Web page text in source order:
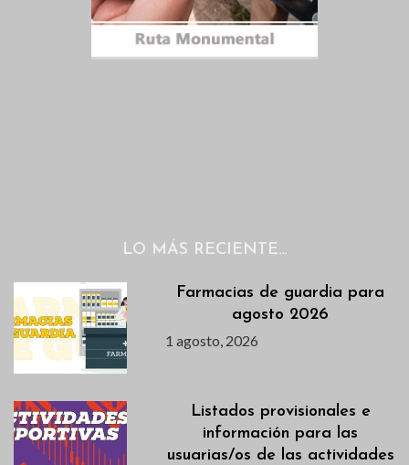
LO MÁS RECIENTE…
Farmacias de guardia para
agosto 2026
1 agosto, 2026
Listados provisionales e
información para las
usuarias/os de las actividades